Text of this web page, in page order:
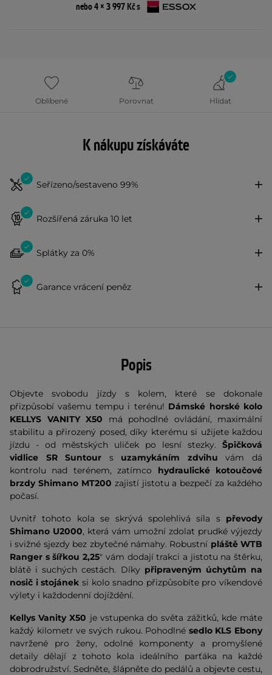
nebo 4 × 3 997 Kč s
Oblíbené Porovnat Hlídat
K nákupu získáváte
Seřízeno/sestaveno 99%
Rozšířená záruka 10 let
Splátky za 0%
Garance vrácení peněz
Popis
Objevte svobodu jízdy s kolem, které se dokonale
přizpůsobí vašemu tempu i terénu! Dámské horské kolo
KELLYS VANITY X50 má pohodlné ovládání, maximální
stabilitu a přirozený posed, díky kterému si užijete každou
jízdu - od městských uliček po lesní stezky. Špičková
vidlice SR Suntour suzamykáním zdvihu vám dá
kontrolu nad terénem, zatímco hydraulické kotoučové
brzdy Shimano MT200 zajistí jistotu a bezpečí za každého
počasí.
Uvnitř tohoto kola se skrývá spolehlivá síla s převody
Shimano U2000, která vám umožní zdolat prudké výjezdy
i svižné sjezdy bez zbytečné námahy. Robustní pláště WTB
Ranger s šířkou 2,25" vám dodají trakci a jistotu na štěrku,
blátě i suchých cestách. Díky připraveným úchytům na
nosič i stojánek si kolo snadno přizpůsobíte pro víkendové
výlety i každodenní dojíždění.
Kellys Vanity X50 je vstupenka do světa zážitků, kde máte
každý kilometr ve svých rukou. Pohodlné sedlo KLS Ebony
navržené pro ženy, odolné komponenty a promyšlené
detaily dělají z tohoto kola ideálního parťáka na každé
dobrodružství. Sedněte, šlápněte do pedálů a objevte cestu,